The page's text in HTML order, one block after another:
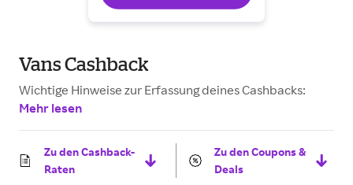
Vans Cashback
Wichtige Hinweise zur Erfassung deines Cashbacks:
Mehr lesen
Zu den Cashback-
Raten
Zu den Coupons &
Deals